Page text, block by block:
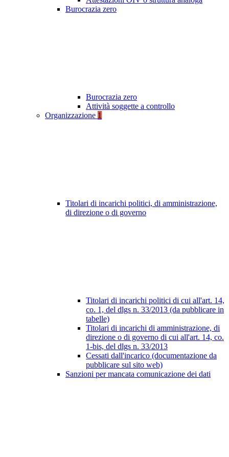
Burocrazia zero
Burocrazia zero
Attività soggette a controllo
Organizzazione 1
Titolari di incarichi politici, di amministrazione,
di direzione o di governo
Titolari di incarichi politici di cui all'art. 14,
co. 1, del dlgs n. 33/2013 (da pubblicare in
tabelle)
Titolari di incarichi di amministrazione, di
direzione o di governo di cui all'art. 14, co.
1-bis, del dlgs n. 33/2013
Cessati dall'incarico (documentazione da
pubblicare sul sito web)
Sanzioni per mancata comunicazione dei dati